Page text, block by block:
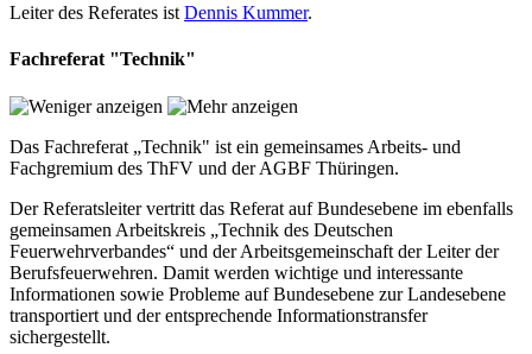
Leiter des Referates ist Dennis Kummer.
Fachreferat "Technik"
Das Fachreferat „Technik" ist ein gemeinsames Arbeits- und
Fachgremium des ThFV und der AGBF Thüringen.
Der Referatsleiter vertritt das Referat auf Bundesebene im ebenfalls
gemeinsamen Arbeitskreis „Technik des Deutschen
Feuerwehrverbandes“ und der Arbeitsgemeinschaft der Leiter der
Berufsfeuerwehren. Damit werden wichtige und interessante
Informationen sowie Probleme auf Bundesebene zur Landesebene
transportiert und der entsprechende Informationstransfer
sichergestellt.